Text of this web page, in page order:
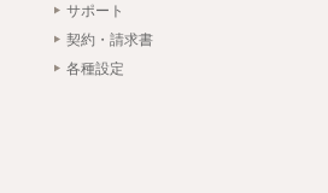
サポート
契約・請求書
各種設定